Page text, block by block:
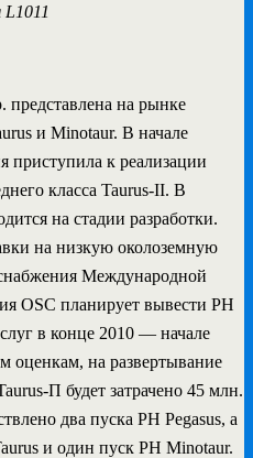
представлена на рынке
и Minotaur. В начале
приступила к реализации
класса Taurus-II. В
на стадии разработки.
на низкую околоземную
Международной
OSC планирует вывести РН
в конце 2010 — начале
оценкам, на развертывание
П будет затрачено 45 млн.
два пуска РН Pegasus, а
и один пуск РН Minotaur.